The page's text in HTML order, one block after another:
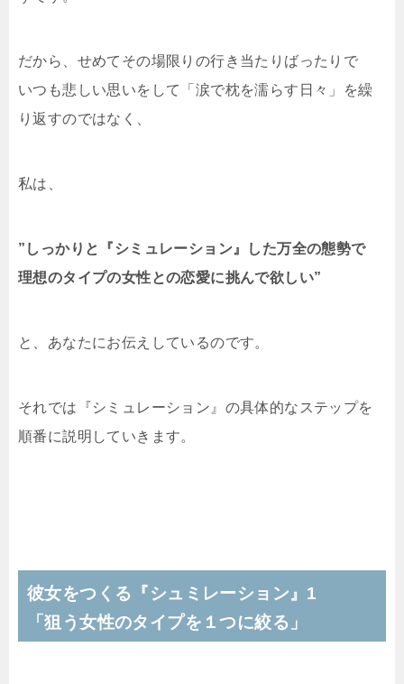
だから、せめてその場限りの行き当たりばったりで
いつも悲しい思いをして「涙で枕を濡らす日々」を繰
り返すのではなく、
私は、
”しっかりと『シミュレーション』した万全の態勢で
理想のタイプの女性との恋愛に挑んで欲しい”
と、あなたにお伝えしているのです。
それでは『シミュレーション』の具体的なステップを
順番に説明していきます。
彼女をつくる『シュミレーション』1
「狙う女性のタイプを１つに絞る」